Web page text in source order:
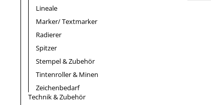
Lineale
Marker/ Textmarker
Radierer
Spitzer
Stempel & Zubehör
Tintenroller & Minen
Zeichenbedarf
Technik & Zubehör